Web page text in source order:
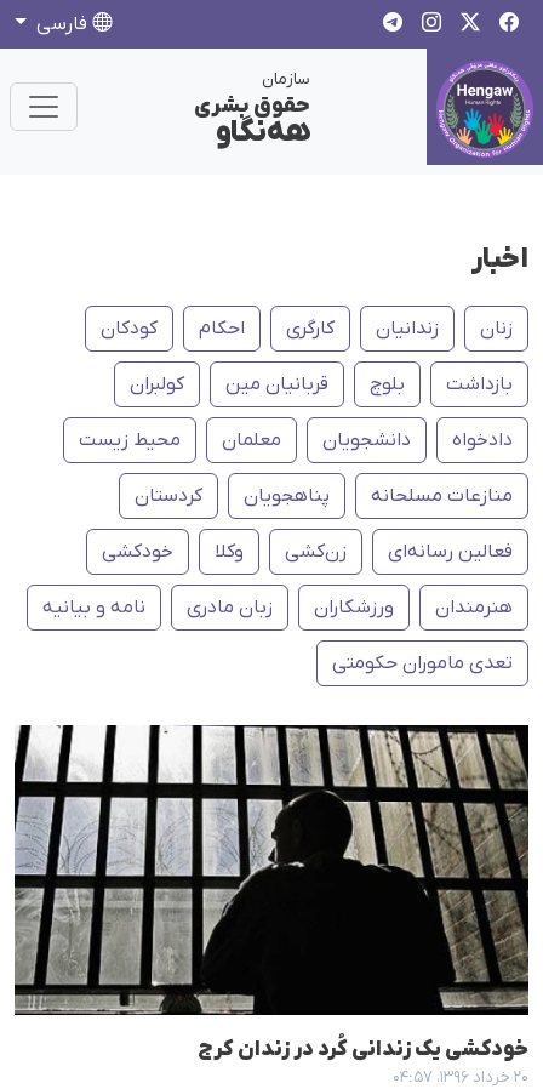
فارسی
سازمان
حقوق بشری
هەنگاو
اخبار
زنان زندانیان کارگری احکام کودکان
بازداشت بلوچ قربانیان مین کولبران
دادخواه دانشجویان معلمان محیط زیست
منازعات مسلحانه پناهجویان کردستان
فعالین رسانەای زن‌کشی وکلا خودکشی
هنرمندان ورزشکاران زبان مادری نامه و بیانیه
تعدی ماموران حکومتی
خودکشی یک زندانی کُرد در زندان کرج
۲۰ خرداد ۱۳۹۶، ۰۴:۵۷